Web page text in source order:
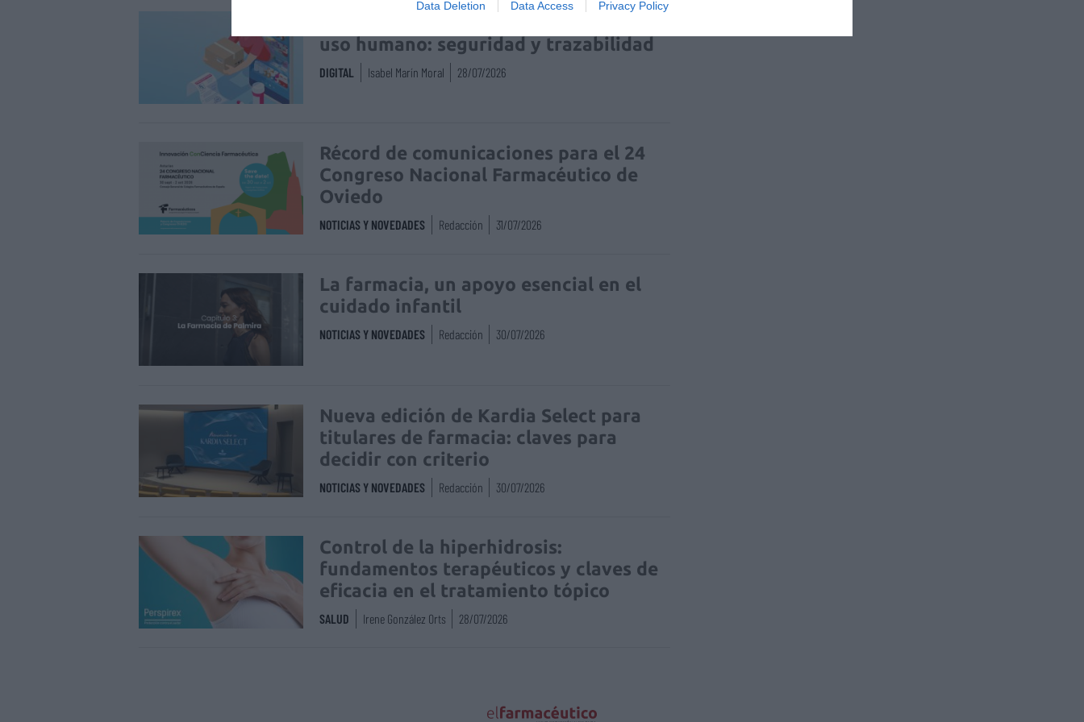
Data Deletion Data Access Privacy Policy
uso humano: seguridad y trazabilidad
DIGITAL Isabel Marín Moral 28/07/2026
Récord de comunicaciones para el 24
Congreso Nacional Farmacéutico de
Oviedo
NOTICIAS Y NOVEDADES Redacción 31/07/2026
La farmacia, un apoyo esencial en el
cuidado infantil
NOTICIAS Y NOVEDADES Redacción 30/07/2026
Nueva edición de Kardia Select para
titulares de farmacia: claves para
decidir con criterio
NOTICIAS Y NOVEDADES Redacción 30/07/2026
Control de la hiperhidrosis:
fundamentos terapéuticos y claves de
eficacia en el tratamiento tópico
SALUD Irene González Orts 28/07/2026